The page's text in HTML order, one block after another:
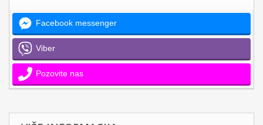
Facebook messenger
Viber
Pozovite nas